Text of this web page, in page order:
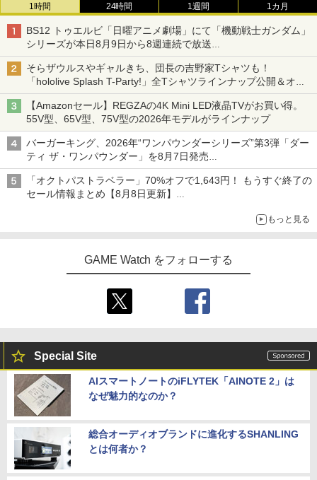
1時間 24時間 1週間 1カ月
BS12 トゥエルビ「日曜アニメ劇場」にて「機動戦士ガンダム」
シリーズが本日8月9日から8週連続で放送
初回は「機動戦士ガンダム【HDリマスター版】」
そらザウルスやギャルきち、団長の吉野家Tシャツも！
「hololive Splash T-Party!」全Tシャツラインナップ公開＆オン
ライン販売開始
【Amazonセール】REGZAの4K Mini LED液晶TVがお買い得。
55V型、65V型、75V型の2026年モデルがラインナップ
バーガーキング、2026年“ワンパウンダーシリーズ”第3弾「ダー
ティ ザ・ワンパウンダー」を8月7日発売
「特製ガーリックマヨソース」を使用した超大型チーズバーガー
「オクトパストラベラー」70%オフで1,643円！ もうすぐ終了の
セール情報まとめ【8月8日更新】
もっと見る
GAME Watch をフォローする
Special Site
AIスマートノートのiFLYTEK「AINOTE 2」は
なぜ魅力的なのか？
総合オーディオブランドに進化するSHANLING
とは何者か？